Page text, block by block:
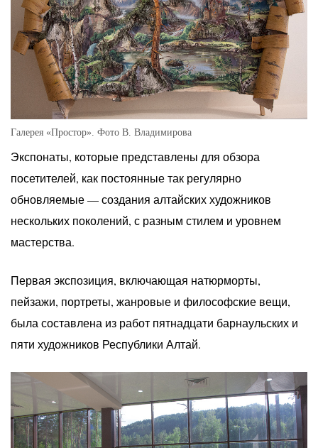
Галерея «Простор». Фото В. Владимирова
Экспонаты, которые представлены для обзора
посетителей, как постоянные так регулярно
обновляемые — создания алтайских художников
нескольких поколений, с разным стилем и уровнем
мастерства.
Первая экспозиция, включающая натюрморты,
пейзажи, портреты, жанровые и философские вещи,
была составлена из работ пятнадцати барнаульских и
пяти художников Республики Алтай.